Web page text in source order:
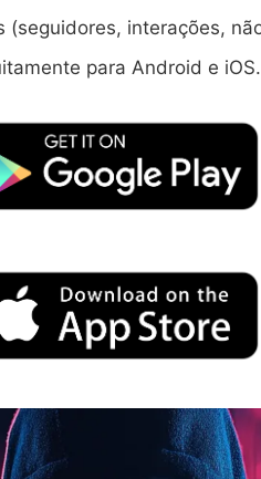
(seguidores, interações,
para Android e iOS.